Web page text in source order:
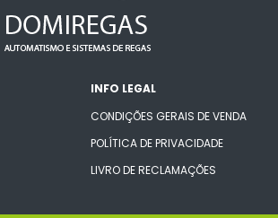
INFO LEGAL
CONDIÇÕES GERAIS DE VENDA
POLÍTICA DE PRIVACIDADE
LIVRO DE RECLAMAÇÕES